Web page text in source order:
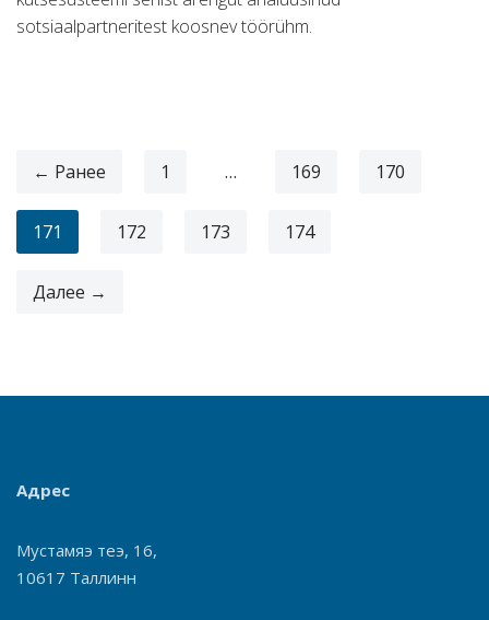
sotsiaalpartneritest koosnev töörühm.
← Ранее 1 … 169 170
171 172 173 174
Далее →
Адрес
Мустамяэ теэ, 16,
10617 Таллинн